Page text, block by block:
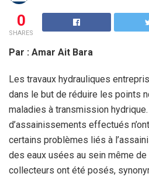
0
SHARES
Par : Amar Ait Bara
Les travaux hydrauliques
dans le but de réduire les points
maladies à transmission
d’assainissements effectués
certains problèmes liés à
des eaux usées au sein même
collecteurs ont été posés,